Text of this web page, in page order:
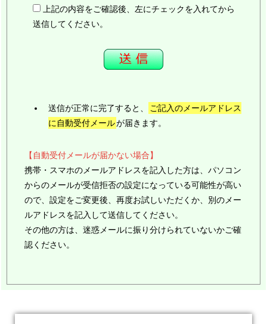
上記の内容をご確認後、左にチェックを入れてから
送信してください。
送信が正常に完了すると、
ご記入のメールアドレス
に自動受付メールが届きます。
【自動受付メールが届かない場合】
携帯・スマホのメールアドレスを記入した方は、パソコン
からのメールが受信拒否の設定になっている可能性が高い
ので、設定をご変更後、再度お試しいただくか、別のメー
ルアドレスを記入して送信してください。
その他の方は、迷惑メールに振り分けられていないかご確
認ください。